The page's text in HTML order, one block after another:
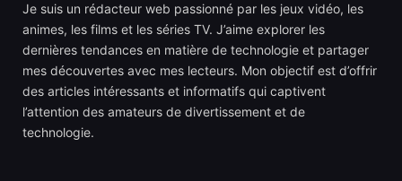
Je suis un rédacteur web passionné par les jeux vidéo, les
animes, les films et les séries TV. J’aime explorer les
dernières tendances en matière de technologie et partager
mes découvertes avec mes lecteurs. Mon objectif est d’offrir
des articles intéressants et informatifs qui captivent
l’attention des amateurs de divertissement et de
technologie.